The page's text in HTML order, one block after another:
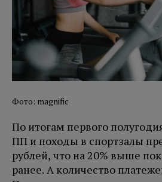
Фото: magnific
По итогам первого
ПП и походы в спортзалы
рублей, что на 20% выше
ранее. А количество